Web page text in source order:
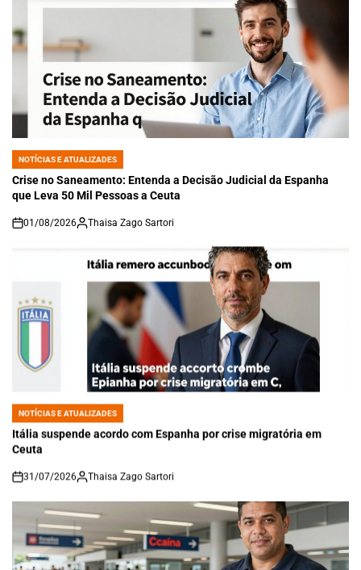
POSTED
IN
NOTÍCIAS E ATUALIZADES
Crise no Saneamento: Entenda a Decisão Judicial da Espanha
que Leva 50 Mil Pessoas a Ceuta
on
01/08/2026 Thaisa Zago Sartori
POSTED
IN
NOTÍCIAS E ATUALIZADES
Itália suspende acordo com Espanha por crise migratória em
Ceuta
on
31/07/2026 Thaisa Zago Sartori